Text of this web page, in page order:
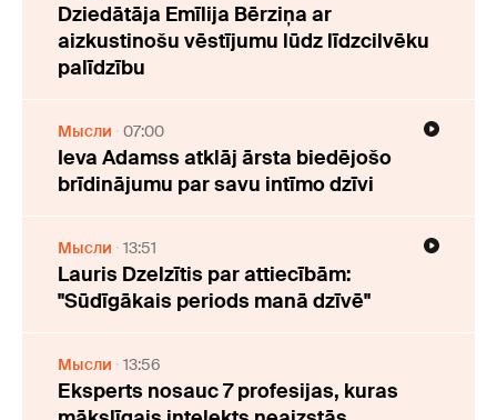
Dziedātāja Emīlija Bērziņa ar
aizkustinošu vēstījumu lūdz līdzcilvēku
palīdzību
Мысли 07:00
Ieva Adamss atklāj ārsta biedējošo
brīdinājumu par savu intīmo dzīvi
Мысли 13:51
Lauris Dzelzītis par attiecībām:
"Sūdīgākais periods manā dzīvē"
Мысли 13:56
Eksperts nosauc 7 profesijas, kuras